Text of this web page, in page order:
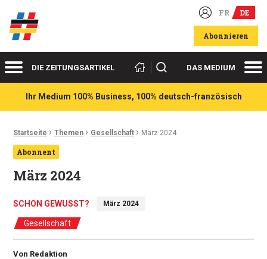
Deutsch-französische Wirtschaftsakteure FR DE
Abonnieren
MenüDIE ZEITUNGSARTIKEL Suchen DAS MEDIUM
Ihr Medium 100% Business, 100% deutsch-französisch
Ariadnefaden:
Startseite › Themen › Gesellschaft › März 2024
Abonnent
März 2024
SCHON GEWUSST? März 2024
Gesellschaft
Autor
Von Redaktion